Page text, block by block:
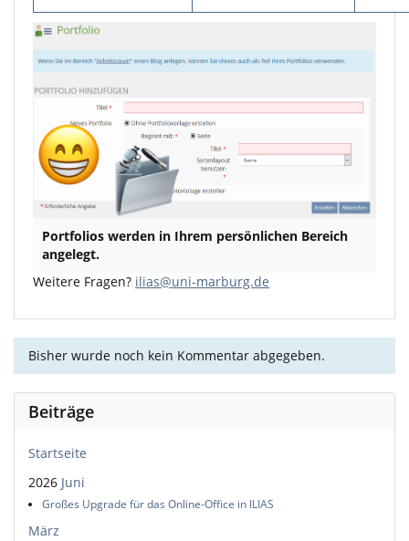
Portfolios werden in Ihrem persönlichen Bereich
angelegt.
Weitere Fragen? ilias@uni-marburg.de
Bisher wurde noch kein Kommentar abgegeben.
Beiträge
Startseite
2026 Juni
Großes Upgrade für das Online-Office in ILIAS
März